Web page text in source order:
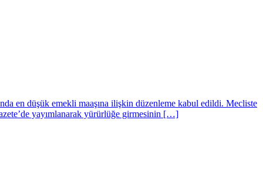
en düşük emekli maaşına ilişkin düzenleme kabul edildi. Mecliste
yayımlanarak yürürlüğe girmesinin […]